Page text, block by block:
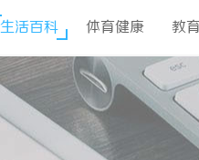
生活百科 体育健康 教